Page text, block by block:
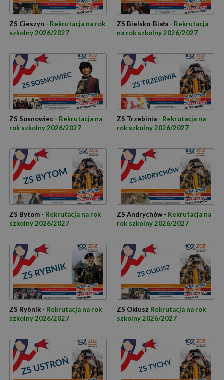
ZS Cieszyn - Rekrutacja na rok
szkolny 2026/2027
ZS Bielsko-Biała - Rekrutacja
na rok szkolny 2026/2027
ZS Sosnowiec - Rekrutacja na
rok szkolny 2026/2027
ZS Trzebinia - Rekrutacja na
rok szkolny 2026/2027
ZS Bytom - Rekrutacja na rok
szkolny 2026/2027
ZS Andrychów - Rekrutacja na
rok szkolny 2026/2027
ZS Rybnik - Rekrutacja na rok
szkolny 2026/2027
ZS Oklusz Rekrutacja na rok
szkolny 2026/2027